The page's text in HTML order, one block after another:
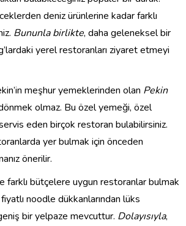
deniz ürünlerine kadar farklı
Bununla birlikte, daha geleneksel bir
yerel restoranları ziyaret etmeyi
meşhur yemeklerinden olan Pekin
olmaz. Bu özel yemeği, özel
eden birçok restoran bulabilirsiniz.
yer bulmak için önceden
önerilir.
farklı bütçelere uygun restoranlar bulmak
noodle dükkanlarından lüks
bir yelpaze mevcuttur. Dolayısıyla,